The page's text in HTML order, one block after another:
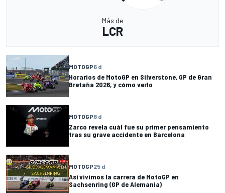
Más de
LCR
MOTOGP6 d
Horarios de MotoGP en Silverstone, GP de Gran
Bretaña 2026, y cómo verlo
MOTOGP8 d
Zarco revela cuál fue su primer pensamiento
tras su grave accidente en Barcelona
MOTOGP25 d
Así vivimos la carrera de MotoGP en
Sachsenring (GP de Alemania)